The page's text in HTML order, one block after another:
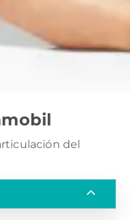
del